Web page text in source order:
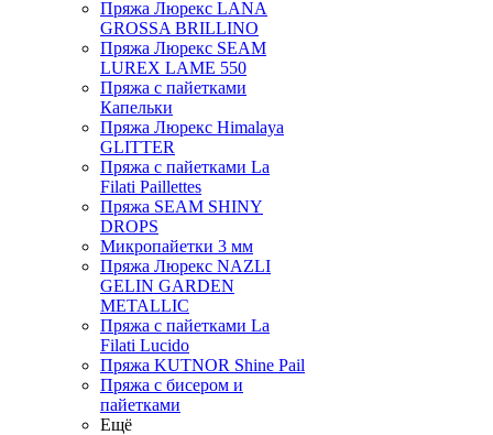
Пряжа Люрекс LANA
GROSSA BRILLINO
Пряжа Люрекс SEAM
LUREX LAME 550
Пряжа с пайетками
Капельки
Пряжа Люрекс Himalaya
GLITTER
Пряжа с пайетками La
Filati Paillettes
Пряжа SEAM SHINY
DROPS
Микропайетки 3 мм
Пряжа Люрекс NAZLI
GELIN GARDEN
METALLIC
Пряжа с пайетками La
Filati Lucido
Пряжа KUTNOR Shine Pail
Пряжа с бисером и
пайетками
Ещё